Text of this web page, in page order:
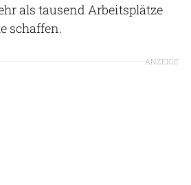
als tausend Arbeitsplätze
schaffen.
ANZEIGE